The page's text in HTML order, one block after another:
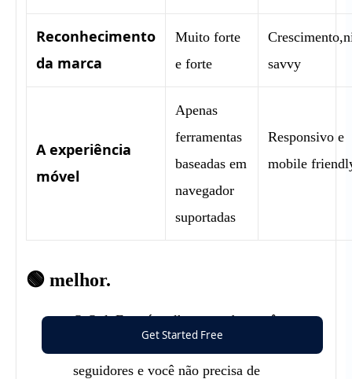
Reconhecimento
da marca
Muito forte
e forte
savvy
A experiência
móvel
Apenas
ferramentas
baseadas em
navegador
suportadas
Responsivo e
mobile
🟢 melhor.
O OnlyFans é melhor quando: você quer
seguidores e você não precisa de
Get Started Free